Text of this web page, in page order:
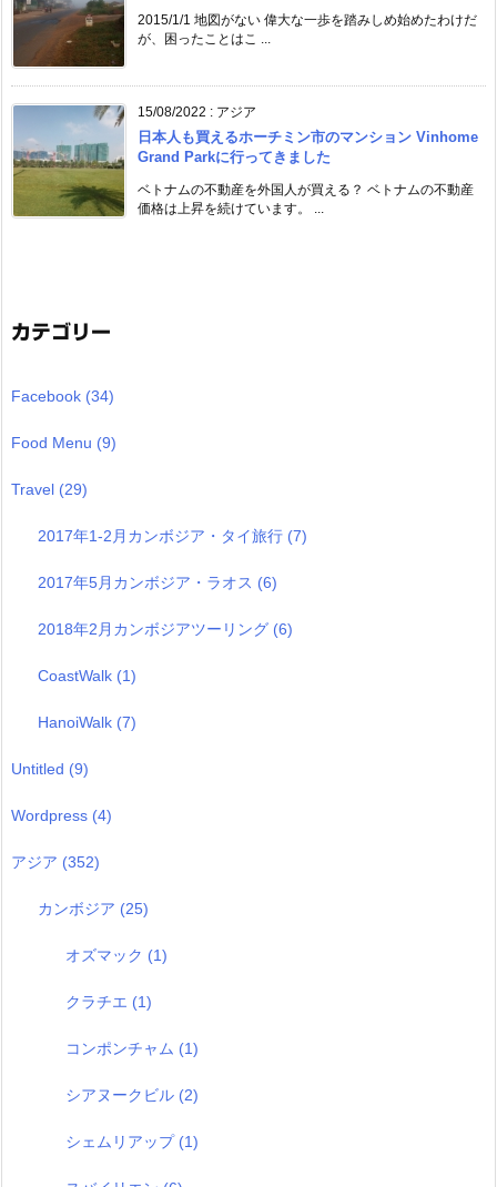
2015/1/1 地図がない 偉大な一歩を踏みしめ始めたわけだ
が、困ったことはこ ...
15/08/2022 : アジア
日本人も買えるホーチミン市のマンション Vinhome
Grand Parkに行ってきました
ベトナムの不動産を外国人が買える？ ベトナムの不動産
価格は上昇を続けています。 ...
カテゴリー
Facebook (34)
Food Menu (9)
Travel (29)
2017年1-2月カンボジア・タイ旅行 (7)
2017年5月カンボジア・ラオス (6)
2018年2月カンボジアツーリング (6)
CoastWalk (1)
HanoiWalk (7)
Untitled (9)
Wordpress (4)
アジア (352)
カンボジア (25)
オズマック (1)
クラチエ (1)
コンポンチャム (1)
シアヌークビル (2)
シェムリアップ (1)